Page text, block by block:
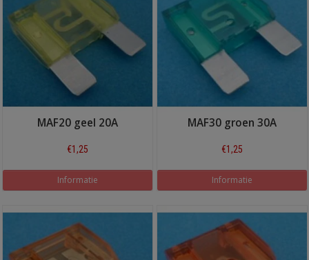
MAF20 geel 20A
€1,25
Informatie
MAF30 groen 30A
€1,25
Informatie